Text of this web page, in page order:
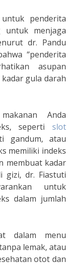
penderita
untuk menjaga
dr. Pandu
“penderita
asupan
gula darah
Anda
seperti slot
gandum, atau
memiliki indeks
membuat kadar
gizi, dr. Fiastuti
untuk
dalam jumlah
dalam menu
lemak, atau
otot dan